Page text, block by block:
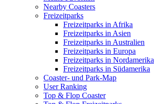
Nearby Coasters
Freizeitparks
Freizeitparks in Afrika
Freizeitparks in Asien
Freizeitparks in Australien
Freizeitparks in Europa
Freizeitparks in Nordamerika
Freizeitparks in Südamerika
Coaster- und Park-Map
User Ranking
Top & Flop Coaster